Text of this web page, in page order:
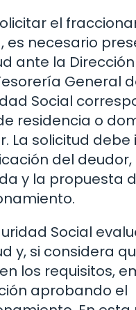
el
es necesario
ante la
General
Social
residencia o
La solicitud debe
del
y la propuesta
Social
y, si considera
los requisitos,
aprobando el